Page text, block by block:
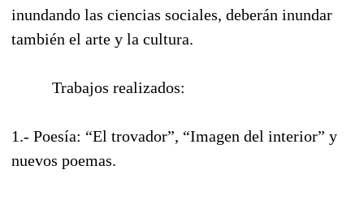
inundando las ciencias sociales, deberán inundar
también el arte y la cultura.
Trabajos realizados:
1.- Poesía: “El trovador”, “Imagen del interior” y
nuevos poemas.